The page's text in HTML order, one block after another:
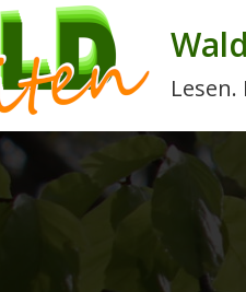
Lesen.